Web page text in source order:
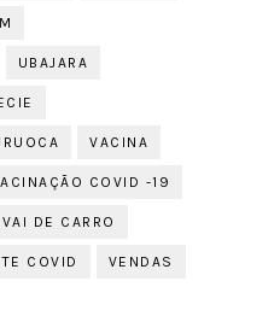
UBAJARA
VACINA
COVID -19
VAI DE CARRO
COVID VENDAS